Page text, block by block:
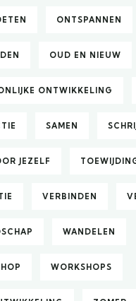
ONTSPANNEN
OUD EN NIEUW
ONTWIKKELING
SAMEN
JEZELF
VERBINDEN
WANDELEN
WORKSHOPS